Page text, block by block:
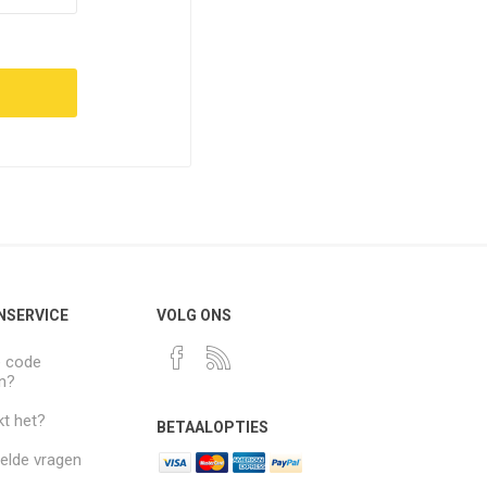
code
het?
vragen
VOLG ONS
BETAALOPTIES